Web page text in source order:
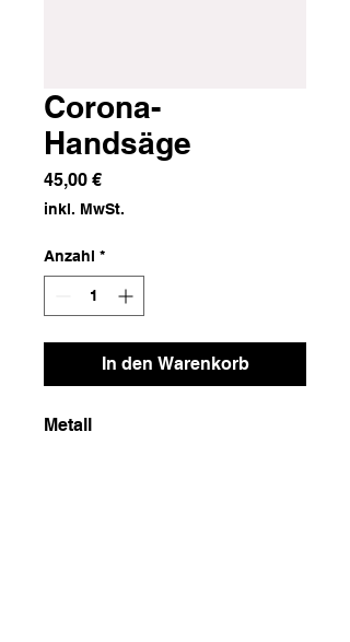
Corona-
Handsäge
45,00 €Preis
inkl. MwSt.
Anzahl *
In den Warenkorb
Metall